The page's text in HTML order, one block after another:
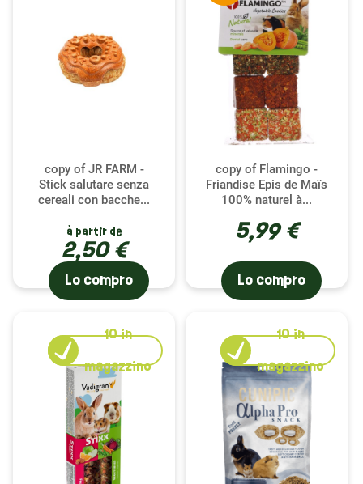
copy of JR FARM -
Stick salutare senza
cereali con bacche...
à partir de
2,50 €
Lo compro
copy of Flamingo -
Friandise Epis de Maïs
100% naturel à...
5,99 €
Lo compro
10in
magazzino
10in
magazzino